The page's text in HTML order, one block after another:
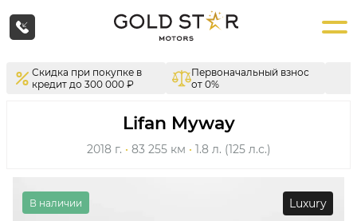
Скидка при покупке в
кредит до 300 000 ₽
Первоначальный взнос
от 0%
Lifan Myway
2018 г. · 83 255 км · 1.8 л. (125 л.с.)
В наличии Luxury